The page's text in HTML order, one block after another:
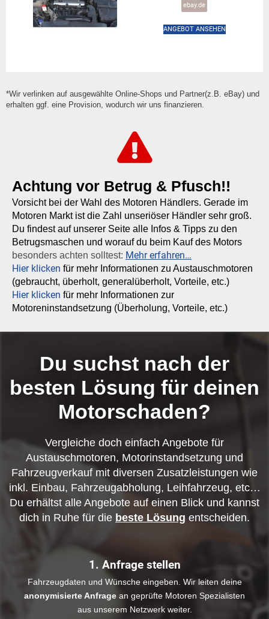
ebay.de
ANGEBOT ANSEHEN
*Wir verlinken auf ausgewählte Online-Shops und Partner(z.B. eBay) und
erhalten ggf. eine Provision, wodurch wir uns finanzieren.
Achtung vor Betrug & Pfusch!!
Vorsicht bei der Wahl des Motoren Händlers. Gerade im
Motoren Markt ist die Zahl unseriöser Händler sehr groß.
Du findest auf unserer Seite alle Infos & Tipps zu den
Betrugsmaschen und worauf du beim Kauf des Motors
besonders achten solltest: Mehr erfahren…
Hier klicken für mehr Informationen zu Austauschmotoren
(gebraucht, überholt, generalüberholt, Vorteile, etc.)
Hier klicken für mehr Informationen zur
Motoreninstandsetzung (Überholung, Vorteile, etc.)
Du suchst nach der
besten Lösung für deinen
Motorschaden?
Vergleiche doch einfach Angebote für
Austauschmotoren, Motorinstandsetzung und
Fahrzeugverkauf mit diversen Zusatzleistungen wie
inkl. Einbau, Fahrzeugabholung, Leihfahrzeug, etc…
Du erhältst alle Angebote auf einen Blick und kannst
dich in Ruhe für die beste Lösung entscheiden.
1. Anfrage stellen
Fahrzeugdaten und Wünsche eingeben. Wir leiten deine
anonymisierte Anfrage an geprüfte Motoren Spezialisten
aus unserem Netzwerk weiter.